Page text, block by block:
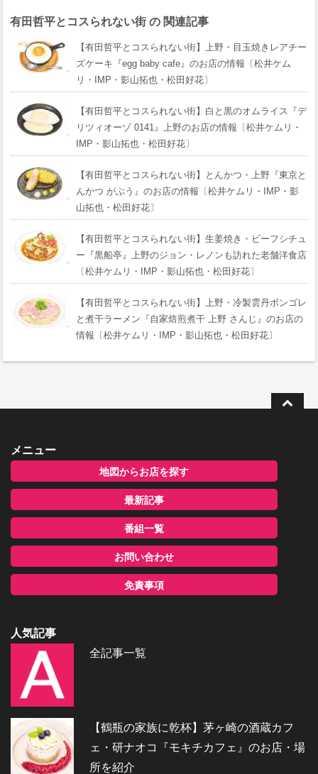
有田哲平とコスられない街 の 関連記事
【有田哲平とコスられない街】上野・目玉焼きレアチー
ズケーキ『egg baby cafe』のお店の情報〔松井ケム
リ・IMP・影山拓也・松田好花〕
【有田哲平とコスられない街】白と黒のオムライス『デ
リツィオーゾ 0141』上野のお店の情報〔松井ケムリ・
IMP・影山拓也・松田好花〕
【有田哲平とコスられない街】とんかつ・上野『東京と
んかつ がぶう』のお店の情報〔松井ケムリ・IMP・影
山拓也・松田好花〕
【有田哲平とコスられない街】生姜焼き・ビーフシチュ
ー『黒船亭』上野のジョン・レノンも訪れた老舗洋食店
〔松井ケムリ・IMP・影山拓也・松田好花〕
【有田哲平とコスられない街】上野・冷製雲丹ボンゴレ
と煮干ラーメン『自家焙煎煮干 上野 さんじ』のお店の
情報〔松井ケムリ・IMP・影山拓也・松田好花〕
メニュー
地図からお店を探す
最新記事
番組一覧
お問い合わせ
免責事項
人気記事
全記事一覧
【鶴瓶の家族に乾杯】茅ヶ崎の酒蔵カフ
ェ・研ナオコ『モキチカフェ』のお店・場
所を紹介